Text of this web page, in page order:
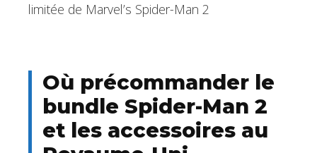
limitée de Marvel’s Spider-Man 2
Où précommander le
bundle Spider-Man 2
et les accessoires au